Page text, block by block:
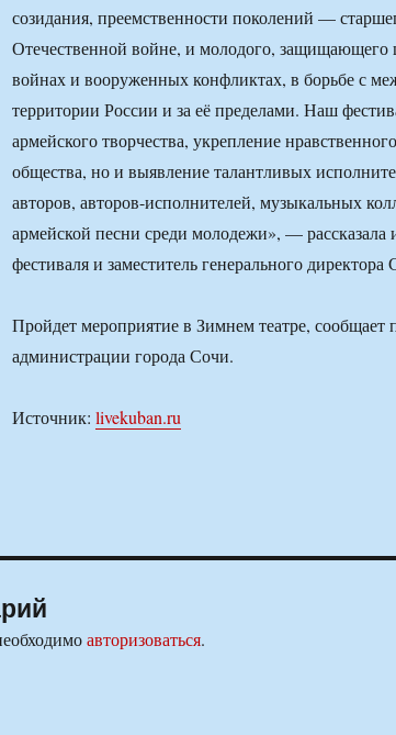
созидания, преемственности поколений —
Отечественной войне, и молодого, защищающего
войнах и вооруженных конфликтах, в борьбе с
территории России и за её пределами. Наш
армейского творчества, укрепление
общества, но и выявление талантливых
авторов, авторов-исполнителей, музыкальных
армейской песни среди молодежи», — рассказала
фестиваля и заместитель генерального
Пройдет мероприятие в Зимнем театре, сообщает
администрации города Сочи.
Источник: livekuban.ru
авторизоваться.